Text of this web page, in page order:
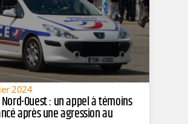
2024
Ouest : un appel à témoins
après une agression au